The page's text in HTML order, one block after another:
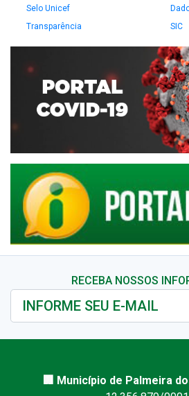
Selo Unicef
Transparência
SIC
RECEBA NOSSOS
🏢 Município de Palmeira